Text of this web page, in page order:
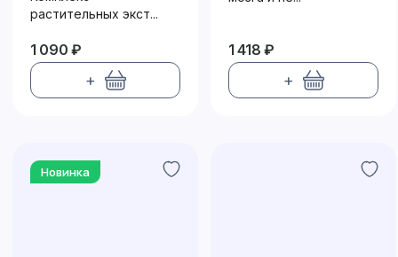
растительных экст...
1 090 ₽
+
1 418 ₽
+
Новинка